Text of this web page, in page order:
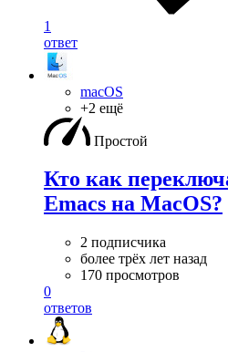
1
ответ
macOS
+2 ещё
Простой
Кто как
Emacs на MacOS?
2 подписчика
более трёх лет назад
170 просмотров
0
ответов